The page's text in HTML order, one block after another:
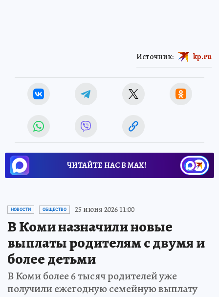
Источник: kp.ru
ЧИТАЙТЕ НАС В МАХ!
НОВОСТИ ОБЩЕСТВО 25 июня 2026 11:00
В Коми назначили новые
выплаты родителям с двумя и
более детьми
В Коми более 6 тысяч родителей уже
получили ежегодную семейную выплату